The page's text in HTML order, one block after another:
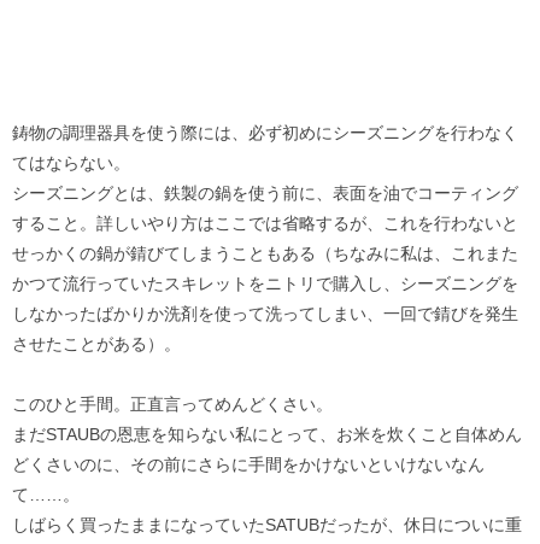
鋳物の調理器具を使う際には、必ず初めにシーズニングを行わなく
てはならない。
シーズニングとは、鉄製の鍋を使う前に、表面を油でコーティング
すること。詳しいやり方はここでは省略するが、これを行わないと
せっかくの鍋が錆びてしまうこともある（ちなみに私は、これまた
かつて流行っていたスキレットをニトリで購入し、シーズニングを
しなかったばかりか洗剤を使って洗ってしまい、一回で錆びを発生
させたことがある）。
このひと手間。正直言ってめんどくさい。
まだSTAUBの恩恵を知らない私にとって、お米を炊くこと自体めん
どくさいのに、その前にさらに手間をかけないといけないなん
て……。
しばらく買ったままになっていたSATUBだったが、休日についに重